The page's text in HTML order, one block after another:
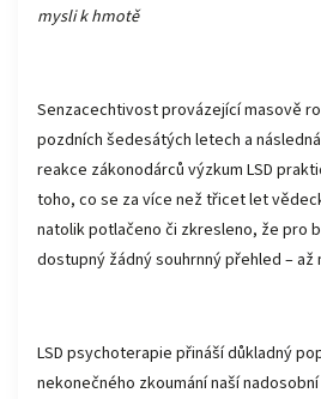
mysli k hmotě
Senzacechtivost provázející masově
pozdních šedesátých letech a
reakce zákonodárců výzkum LSD
toho, co se za více než třicet let
natolik potlačeno či zkresleno, že pro
dostupný žádný souhrnný přehled – až
LSD psychoterapie přináší důkladný
nekonečného zkoumání naší